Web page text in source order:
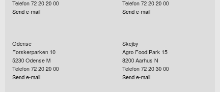
Telefon 72 20 20 00
Send e-mail
Telefon 72 20 20 00
Send e-mail
Odense
Forskerparken 10
5230Odense M
Telefon 72 20 20 00
Send e-mail
Skejby
Agro Food Park 15
8200Aarhus N
Telefon 72 20 30 00
Send e-mail